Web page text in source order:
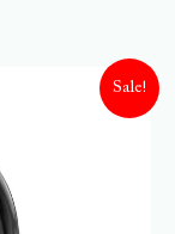
Sale!